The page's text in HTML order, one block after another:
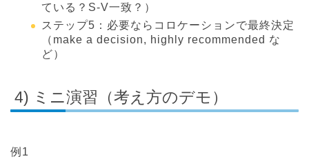
ている？S-V一致？）
ステップ5：必要ならコロケーションで最終決定
（make a decision, highly recommended な
ど）
4) ミニ演習（考え方のデモ）
例1